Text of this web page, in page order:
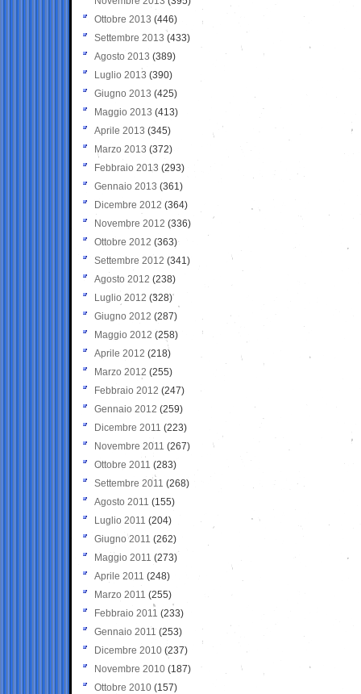
Ottobre 2013 (446)
Settembre 2013 (433)
Agosto 2013 (389)
Luglio 2013 (390)
Giugno 2013 (425)
Maggio 2013 (413)
Aprile 2013 (345)
Marzo 2013 (372)
Febbraio 2013 (293)
Gennaio 2013 (361)
Dicembre 2012 (364)
Novembre 2012 (336)
Ottobre 2012 (363)
Settembre 2012 (341)
Agosto 2012 (238)
Luglio 2012 (328)
Giugno 2012 (287)
Maggio 2012 (258)
Aprile 2012 (218)
Marzo 2012 (255)
Febbraio 2012 (247)
Gennaio 2012 (259)
Dicembre 2011 (223)
Novembre 2011 (267)
Ottobre 2011 (283)
Settembre 2011 (268)
Agosto 2011 (155)
Luglio 2011 (204)
Giugno 2011 (262)
Maggio 2011 (273)
Aprile 2011 (248)
Marzo 2011 (255)
Febbraio 2011 (233)
Gennaio 2011 (253)
Dicembre 2010 (237)
Novembre 2010 (187)
Ottobre 2010 (157)